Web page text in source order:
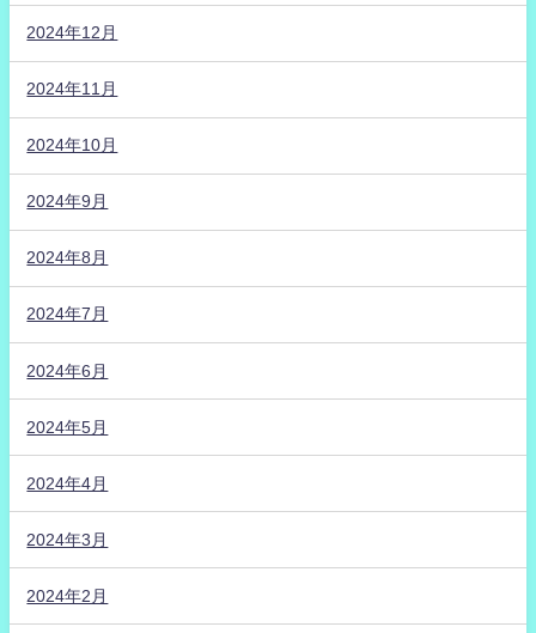
2024年12月
2024年11月
2024年10月
2024年9月
2024年8月
2024年7月
2024年6月
2024年5月
2024年4月
2024年3月
2024年2月